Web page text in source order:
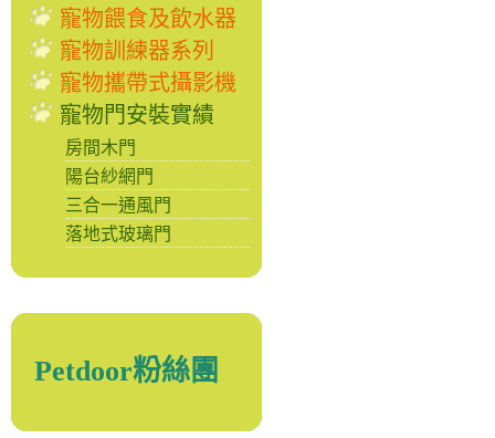
寵物餵食及飲水器
寵物訓練器系列
寵物攜帶式攝影機
寵物門安裝實績
房間木門
陽台紗網門
三合一通風門
落地式玻璃門
Petdoor粉絲團